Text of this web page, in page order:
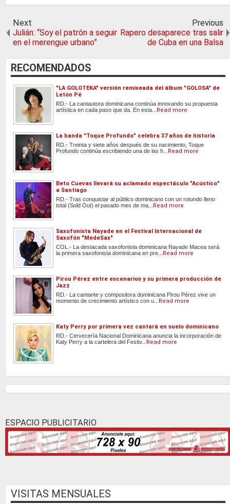
Next
Julián: “Soy el patrón a seguir
en el merengue urbano”
Previous
Rapero desaparece tras salir
de Cuba en una Balsa
RECOMENDADOS
"LA GOLOTEKA" versión remixeada del álbum "GOLOSA" de
Letón Pé
RD.- La cantautora dominicana continúa innovando su propuesta
artística en cada paso que da. En esta...
Read more
La banda "Toque Profundo" celebra 37 años de historia
RD.- Treinta y siete años después de su nacimiento, Toque
Profundo continúa escribiendo una de las h...
Read more
Beto Cuevas llevará su aclamado espectáculo "Acústico"
a Santiago
RD.- Tras conquistar al público dominicano con un rotundo lleno
total (Sold Out) el pasado mes de ma...
Read more
Saxofonista Nayade en el Festival Internacional de
Saxofón "MedeSax"
COL.- La destacada saxofonista dominicana Nayade Macea será
la primera saxofonista dominicana en pre...
Read more
Pirou Pérez entre escenarios y su primera producción de
Jazz
RD.- La cantante y compositora dominicana Pirou Pérez vive un
momento de crecimiento artístico con u...
Read more
Katy Perry por primera vez cantará en suelo dominicano
RD.- Cervecería Nacional Dominicana anuncia la incorporación de
Katy Perry a la cartelera del Festiv...
Read more
ESPACIO PUBLICITARIO
VISITAS MENSUALES